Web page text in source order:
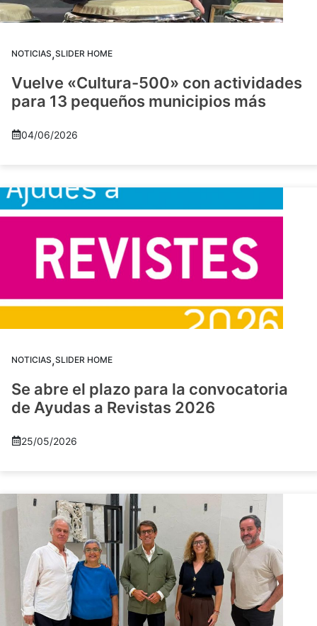
NOTICIAS,SLIDER HOME
Vuelve «Cultura-500» con actividades
para 13 pequeños municipios más
04/06/2026
NOTICIAS,SLIDER HOME
Se abre el plazo para la convocatoria
de Ayudas a Revistas 2026
25/05/2026